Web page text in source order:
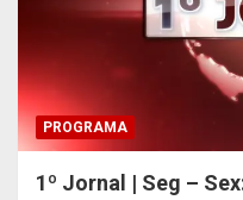
PROGRAMA
1º Jornal | Seg –